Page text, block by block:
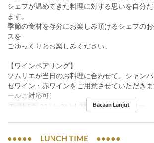
シェフが温めてきた料理に対する思いを自分
ます。
季節の食材を存分にお楽しみ頂けるシェフの
スを
ごゆっくりとお楽しみください。
【ワインペアリング】
ソムリエが当日のお料理に合わせて、シャン
ゼワイン・赤ワインをご用意させていただき
ールご対応可）
Tarikh Sah 23 Jul ~ 26 Jul Makanan Makan Malam
Bacaan Lanjut
●●●●● LUNCH TIME ●●●●●